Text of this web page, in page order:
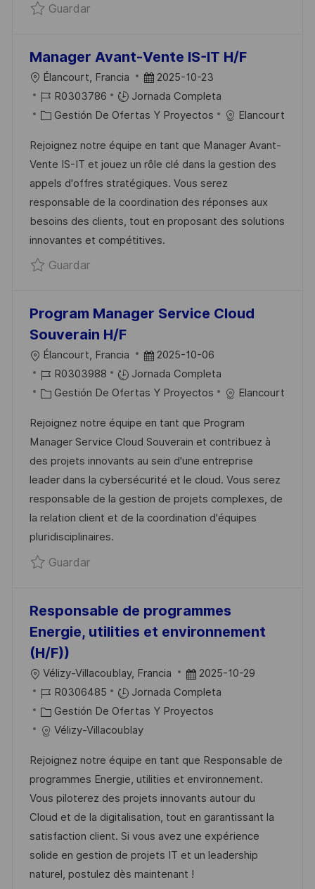
Ó
N
GuardarGuardar Program Manager Finances
Manager Avant-Vente IS-IT H/F
U
B
A
C
I
Ó
N
Élancourt, Francia
F
E
C
A
D
E
P
U
B
I
Ó
N
2025-10-23
I
D
E
E
M
P
L
E
O
R0303786
Jornada Completa
C
T
E
G
O
R
Í
A
Gestión De Ofertas Y Proyectos Elancourt
Rejoignez notre équipe en tant que Manager Avant-
Vente IS-IT et jouez un rôle clé dans la gestion des
appels d'offres stratégiques. Vous serez
responsable de la coordination des réponses aux
besoins des clients, tout en proposant des solutions
innovantes et compétitives.
GuardarGuardar Manager Avant-Vente IS-IT H/F
Program Manager Service Cloud
Souverain H/F
U
B
A
C
Ó
N
Élancourt, Francia
F
E
C
A
D
E
P
U
B
C
I
N
2025-10-06
I
D
E
E
M
P
L
E
O
R0303988
Jornada Completa
C
T
E
G
O
R
Í
A
Gestión De Ofertas Y Proyectos Elancourt
Rejoignez notre équipe en tant que Program
Manager Service Cloud Souverain et contribuez à
des projets innovants au sein d'une entreprise
leader dans la cybersécurité et le cloud. Vous serez
responsable de la gestion de projets complexes, de
la relation client et de la coordination d'équipes
pluridisciplinaires.
GuardarGuardar Program Manager Service Cloud
Responsable de programmes
Energie, utilities et environnement
(H/F))
U
B
C
C
I
Ó
N
Vélizy-Villacoublay, Francia
F
E
C
D
E
P
U
B
L
I
2025-10-29
I
D
D
E
M
P
L
E
O
R0306485
Jornada Completa
C
A
E
G
O
R
Í
A
Gestión De Ofertas Y Proyectos
Vélizy-Villacoublay
Rejoignez notre équipe en tant que Responsable de
programmes Energie, utilities et environnement.
Vous piloterez des projets innovants autour du
Cloud et de la digitalisation, tout en garantissant la
satisfaction client. Si vous avez une expérience
solide en gestion de projets IT et un leadership
naturel, postulez dès maintenant !